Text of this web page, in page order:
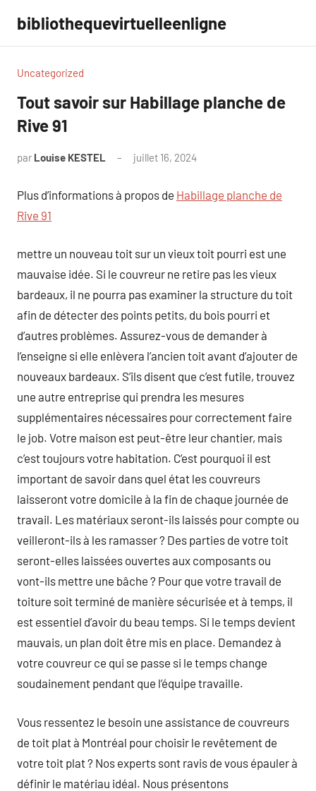
contenu
bibliothequevirtuelleenligne
Uncategorized
Tout savoir sur Habillage planche de
Rive 91
par Louise KESTEL juillet 16, 2024
Plus d’informations à propos de Habillage planche de
Rive 91
mettre un nouveau toit sur un vieux toit pourri est une
mauvaise idée. Si le couvreur ne retire pas les vieux
bardeaux, il ne pourra pas examiner la structure du toit
afin de détecter des points petits, du bois pourri et
d’autres problèmes. Assurez-vous de demander à
l’enseigne si elle enlèvera l’ancien toit avant d’ajouter de
nouveaux bardeaux. S’ils disent que c’est futile, trouvez
une autre entreprise qui prendra les mesures
supplémentaires nécessaires pour correctement faire
le job. Votre maison est peut-être leur chantier, mais
c’est toujours votre habitation. C’est pourquoi il est
important de savoir dans quel état les couvreurs
laisseront votre domicile à la fin de chaque journée de
travail. Les matériaux seront-ils laissés pour compte ou
veilleront-ils à les ramasser ? Des parties de votre toit
seront-elles laissées ouvertes aux composants ou
vont-ils mettre une bâche ? Pour que votre travail de
toiture soit terminé de manière sécurisée et à temps, il
est essentiel d’avoir du beau temps. Si le temps devient
mauvais, un plan doit être mis en place. Demandez à
votre couvreur ce qui se passe si le temps change
soudainement pendant que l’équipe travaille.
Vous ressentez le besoin une assistance de couvreurs
de toit plat à Montréal pour choisir le revêtement de
votre toit plat ? Nos experts sont ravis de vous épauler à
définir le matériau idéal. Nous présentons